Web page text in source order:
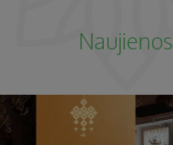
Naujienos